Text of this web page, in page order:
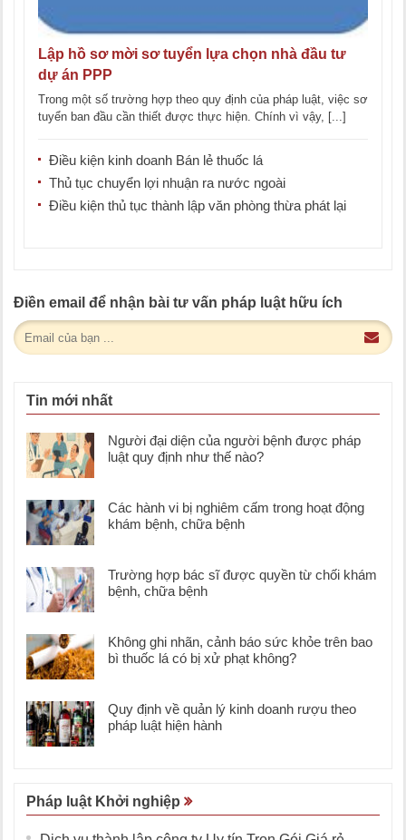
Lập hồ sơ mời sơ tuyển lựa chọn nhà đầu tư
dự án PPP
Trong một số trường hợp theo quy định của pháp luật, việc sơ
tuyển ban đầu cần thiết được thực hiện. Chính vì vậy, [...]
Điều kiện kinh doanh Bán lẻ thuốc lá
Thủ tục chuyển lợi nhuận ra nước ngoài
Điều kiện thủ tục thành lập văn phòng thừa phát lại
Điền email để nhận bài tư vấn pháp luật hữu ích
Tin mới nhất
Người đại diện của người bệnh được pháp
luật quy định như thế nào?
Các hành vi bị nghiêm cấm trong hoạt động
khám bệnh, chữa bệnh
Trường hợp bác sĩ được quyền từ chối khám
bệnh, chữa bệnh
Không ghi nhãn, cảnh báo sức khỏe trên bao
bì thuốc lá có bị xử phạt không?
Quy định về quản lý kinh doanh rượu theo
pháp luật hiện hành
Pháp luật Khởi nghiệp